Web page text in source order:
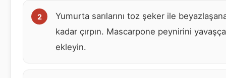
Yumurta sarılarını toz şeker ile
kadar çırpın. Mascarpone peynirini yavaşça
ekleyin.